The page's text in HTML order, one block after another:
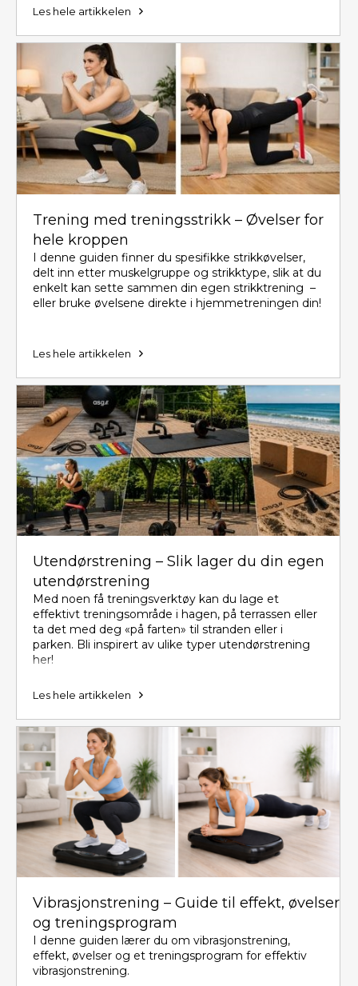
Les hele artikkelen
Trening med treningsstrikk – Øvelser for
hele kroppen
I denne guiden finner du spesifikke strikkøvelser,
delt inn etter muskelgruppe og strikktype, slik at du
enkelt kan sette sammen din egen strikktrening –
eller bruke øvelsene direkte i hjemmetreningen din!
Les hele artikkelen
Utendørstrening – Slik lager du din egen
utendørstrening
Med noen få treningsverktøy kan du lage et
effektivt treningsområde i hagen, på terrassen eller
ta det med deg «på farten» til stranden eller i
parken. Bli inspirert av ulike typer utendørstrening
her!
Les hele artikkelen
Vibrasjonstrening – Guide til effekt, øvelser
og treningsprogram
I denne guiden lærer du om vibrasjonstrening,
effekt, øvelser og et treningsprogram for effektiv
vibrasjonstrening.